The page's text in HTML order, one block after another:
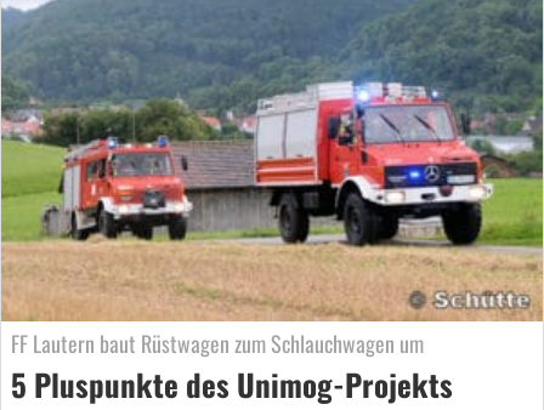
FF Lautern baut Rüstwagen zum Schlauchwagen um
5 Pluspunkte des Unimog-Projekts